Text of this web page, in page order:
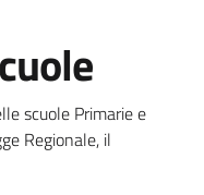
scuole Primarie e
Regionale, il